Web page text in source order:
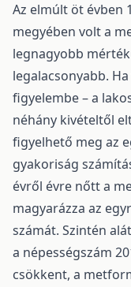
Az elmúlt öt évben
megyében volt a
legnagyobb
legalacsonyabb.
figyelembe – a
néhány kivételtől
figyelhető meg az
gyakoriság
évről évre nőtt a
magyarázza az
számát. Szintén
a népességszám
csökkent, a